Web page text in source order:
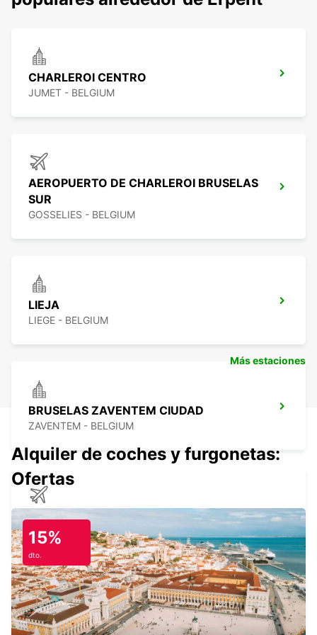
CHARLEROI CENTRO
JUMET - BELGIUM
AEROPUERTO DE CHARLEROI BRUSELAS
SUR
GOSSELIES - BELGIUM
LIEJA
LIEGE - BELGIUM
BRUSELAS ZAVENTEM CIUDAD
ZAVENTEM - BELGIUM
AEROPUERTO DE BRUSELAS ZAVENTEM
ZAVENTEM - BELGIUM
BRUSELAS ANDERLECHT
Más estaciones
Alquiler de coches y furgonetas:
Ofertas
15%
dto.